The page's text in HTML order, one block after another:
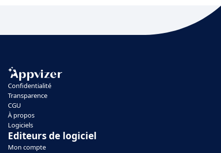
Confidentialité
Transparence
CGU
À propos
Logiciels
Editeurs de logiciel
Mon compte